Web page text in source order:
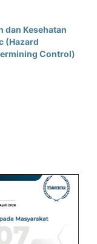
dan Kesehatan
(Hazard
Control)